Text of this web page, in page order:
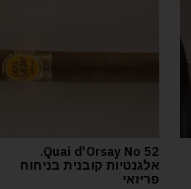
52 Quai d'Orsay No.
אלגנטיות קובנית בניחוח
פריזאי